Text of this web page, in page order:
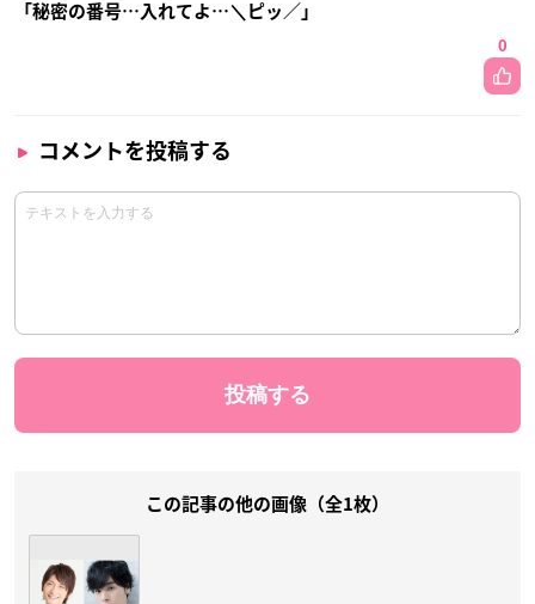
「秘密の番号…入れてよ…＼ピッ／」
0
コメントを投稿する
この記事の他の画像（全1枚）